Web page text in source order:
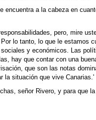
encuentra a la cabeza en
pero, mire
lo tanto, lo que le estamos
y económicos. Las
hay que contar con una
que son las notas
la situación que vive Canarias.'
señor Rivero, y para que